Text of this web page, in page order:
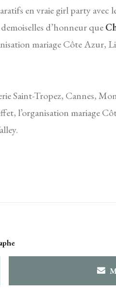
en vraie girl party avec
d’honneur que
mariage Côte Azur,
Saint-Tropez, Cannes,
l’organisation mariage